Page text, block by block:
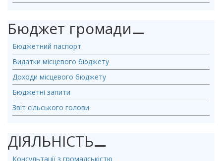
Бюджет громади⚊
Бюджетний паспорт
Видатки місцевого бюджету
Доходи місцевого бюджету
Бюджетні запити
Звіт сільського голови
ДІЯЛЬНІСТЬ⚊
Консультації з громадськістю